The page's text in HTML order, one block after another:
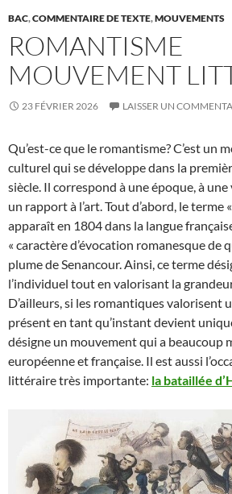
BAC,COMMENTAIRE DE TEXTE,MOUVEMENTS
ROMANTISME
MOUVEMENT
23 FÉVRIER 2026 LAISSER UN
Qu’est-ce que le romantisme? C’est un
culturel qui se développe dans la
siècle. Il correspond à une époque, à
un rapport à l’art. Tout d’abord, le terme
apparaît en 1804 dans la langue
« caractère d’évocation romanesque de
plume de Senancour. Ainsi, ce terme
l’individuel tout en valorisant la
D’ailleurs, si les romantiques valorisent
présent en tant qu’instant devient
désigne un mouvement qui a beaucoup
européenne et française. Il est aussi
littéraire très importante: la bataillée